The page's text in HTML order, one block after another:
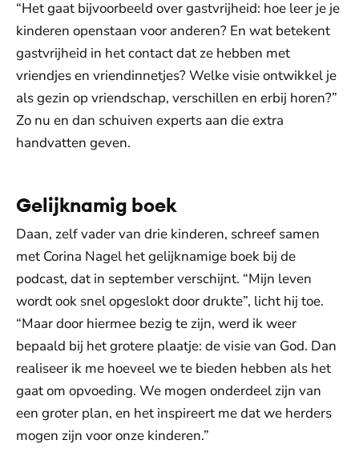
“Het gaat bijvoorbeeld over gastvrijheid: hoe leer je je
kinderen openstaan voor anderen? En wat betekent
gastvrijheid in het contact dat ze hebben met
vriendjes en vriendinnetjes? Welke visie ontwikkel je
als gezin op vriendschap, verschillen en erbij horen?”
Zo nu en dan schuiven experts aan die extra
handvatten geven.
Gelijknamig boek
Daan, zelf vader van drie kinderen, schreef samen
met Corina Nagel het gelijknamige boek bij de
podcast, dat in september verschijnt. “Mijn leven
wordt ook snel opgeslokt door drukte”, licht hij toe.
“Maar door hiermee bezig te zijn, werd ik weer
bepaald bij het grotere plaatje: de visie van God. Dan
realiseer ik me hoeveel we te bieden hebben als het
gaat om opvoeding. We mogen onderdeel zijn van
een groter plan, en het inspireert me dat we herders
mogen zijn voor onze kinderen.”